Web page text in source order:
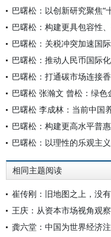
巴曙松：以创新研究聚焦“
巴曙松：构建更具包容性
巴曙松：关税冲突加速国
巴曙松：推动人民币国际
巴曙松：打通碳市场连接
巴曙松 张瀚文 曾松：绿
巴曙松 李成林：当前中国
巴曙松：构建更高水平普
巴曙松：以理性的乐观主
相同主题阅读
崔传刚：旧地图之上，没
王庆：从资本市场视角观
龚六堂：中国为世界经济